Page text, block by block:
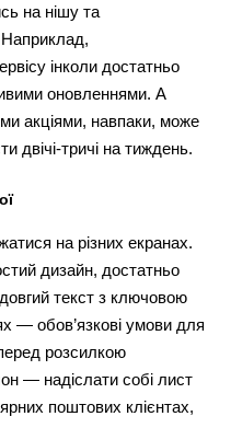
на нішу та
Наприклад,
інколи достатньо
оновленнями. А
акціями, навпаки, може
двічі-тричі на тиждень.
на різних екранах.
дизайн, достатньо
текст з ключовою
— обов’язкові умови для
розсилкою
— надіслати собі лист
поштових клієнтах,